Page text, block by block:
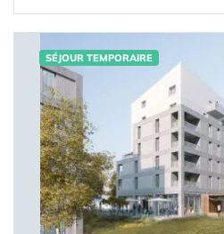
SÉJOUR TEMPORAIRE